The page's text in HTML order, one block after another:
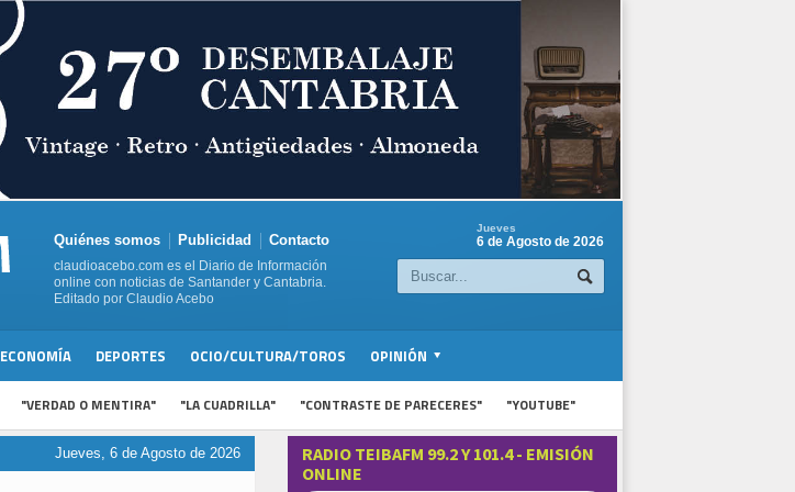
Quiénes somos Publicidad Contacto
claudioacebo.com es el Diario de Información
online con noticias de Santander y Cantabria.
Editado por Claudio Acebo
Jueves
6 de Agosto de 2026
ECONOMÍA DEPORTES OCIO/CULTURA/TOROS OPINIÓN
"VERDAD O MENTIRA" "LA CUADRILLA" "CONTRASTE DE PARECERES" "YOUTUBE"
Jueves, 6 de Agosto de 2026
RADIO TEIBAFM 99.2 Y 101.4 - EMISIÓN
ONLINE